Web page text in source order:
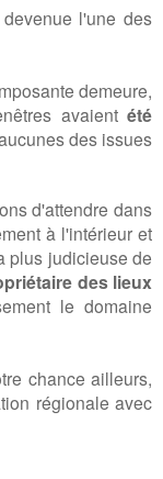
l'une des
demeure,
avaientété
des issues
d'attendre dans
à l'intérieur et
plus judicieuse de
des lieux
le domaine
chance ailleurs,
régionale avec